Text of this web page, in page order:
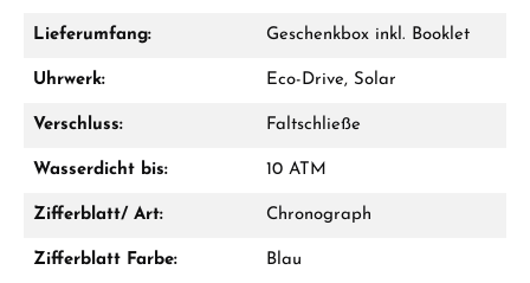
Hersteller- & Produktsicherheit
Lieferumfang: Geschenkbox inkl. Booklet
Uhrwerk: Eco-Drive, Solar
Verschluss: Faltschließe
Wasserdicht bis: 10 ATM
Zifferblatt/ Art: Chronograph
Zifferblatt Farbe: Blau